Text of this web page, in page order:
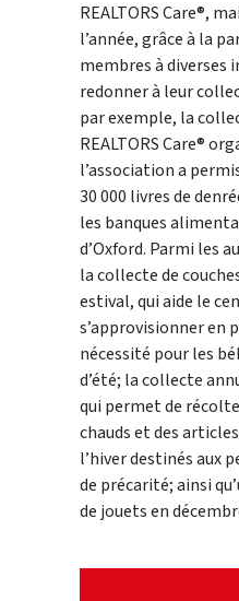
REALTORS Care®,
l’année, grâce à la
membres à diverses
redonner à leur
par exemple, la
REALTORS Care®
l’association a
30 000 livres de
les banques
d’Oxford. Parmi les
la collecte de
estival, qui aide le
s’approvisionner en
nécessité pour les
d’été; la collecte
qui permet de
chauds et des
l’hiver destinés aux
de précarité; ainsi
de jouets en